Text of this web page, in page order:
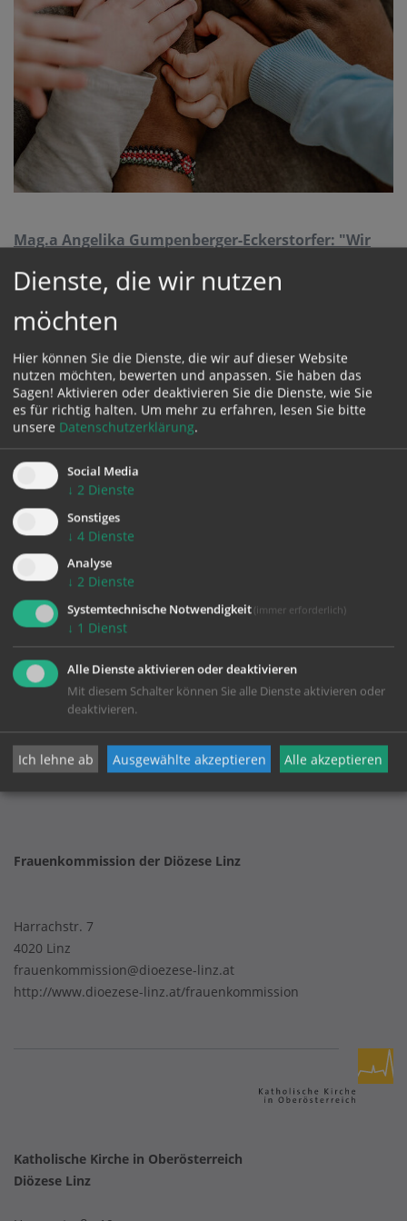
Mag.a Angelika Gumpenberger-Eckerstorfer: "Wir
Download)
Impressum
Frauenkommission der Diözese Linz
Harrachstr. 7
4020 Linz
frauenkommission@dioezese-linz.at
http://www.dioezese-linz.at/frauenkommission
Katholische Kirche in Oberösterreich
Diözese Linz
Dienste, die wir nutzen
möchten
Hier können Sie die Dienste, die wir auf dieser Website
nutzen möchten, bewerten und anpassen. Sie haben das
Sagen! Aktivieren oder deaktivieren Sie die Dienste, wie Sie
es für richtig halten. Um mehr zu erfahren, lesen Sie bitte
unsere Datenschutzerklärung.
Social Media
↓ 2 Dienste
Sonstiges
↓ 4 Dienste
Analyse
↓ 2 Dienste
Systemtechnische Notwendigkeit (immer erforderlich)
↓ 1 Dienst
Alle Dienste aktivieren oder deaktivieren
Mit diesem Schalter können Sie alle Dienste aktivieren oder
deaktivieren.
Ich lehne ab Ausgewählte akzeptieren Alle akzeptieren